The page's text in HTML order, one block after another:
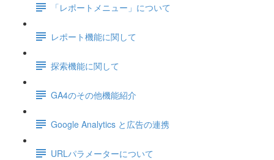
「レポートメニュー」について
レポート機能に関して
探索機能に関して
GA4のその他機能紹介
Google Analytics と広告の連携
URLパラメーターについて